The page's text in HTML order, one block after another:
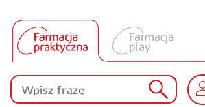
Produkty Polpharmy
KONKURSY